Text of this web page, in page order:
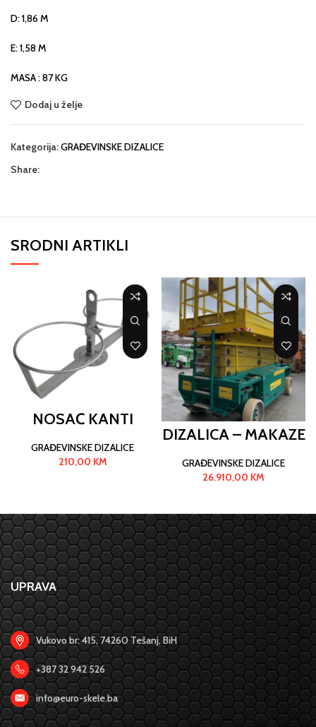
D: 1,86 M
E: 1,58 M
MASA : 87 KG
Dodaj u želje
Kategorija:GRAĐEVINSKE DIZALICE
Share:
SRODNI ARTIKLI
NOSAČ KANTI
GRAĐEVINSKE DIZALICE
210,00 KM
DIZALICA – MAKAZE
GRAĐEVINSKE DIZALICE
26.910,00 KM
UPRAVA
Vukovo br: 415, 74260 Tešanj, BiH
+387 32 942 526
info@euro-skele.ba